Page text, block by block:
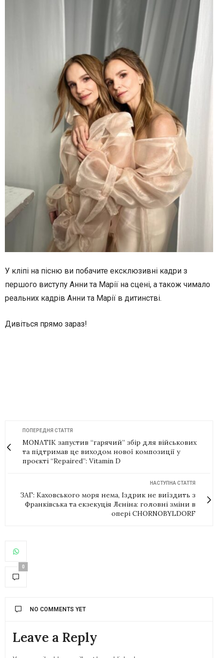
У кліпі на пісню ви побачите ексклюзивні кадри з
першого виступу Анни та Марії на сцені, а також чимало
реальних кадрів Анни та Марії в дитинстві.
Дивіться прямо зараз!
ПОПЕРЕДНЯ СТАТТЯ
MONATIK запустив “гарячий” збір для військових
та підтримав це виходом нової композиції у
проєкті “Repaired”: Vitamin D
НАСТУПНА СТАТТЯ
ЗАГ: Каховського моря нема, Іздрик не виїздить з
Франківська та екзекуція Лєніна: головні зміни в
опері CHORNOBYLDORF
0
NO COMMENTS YET
Leave a Reply